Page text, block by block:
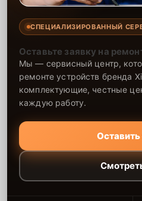
СПЕЦИАЛИЗИРОВАННЫЙ
Оставьте заявку на
Мы — сервисный центр,
ремонте устройств бренда
комплектующие, честные
каждую работу.
Оставить